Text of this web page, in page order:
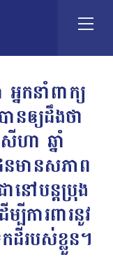
កនាំពាក្យ
ានឲ្យដឹងថា
ហា ឆ្នាំ
នមានសភាព
នៅបន្តប្រុង
ការពារនូវ
របស់ខ្លួន។